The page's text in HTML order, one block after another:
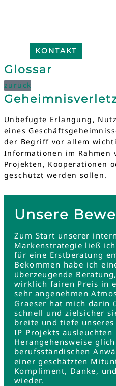
KONTAKT
Glossar
zurück
Unbefugte Erlangung,
eines
der Begriff vor allem
Informationen im Rahmen
Projekten, Kooperationen
geschützt werden sollen.
Unsere
Zum Start unserer
Markenstrategie ließ
für eine Erstberatung
Bekommen habe ich
überzeugende
wirklich fairen Preis in
sehr angenehmen
Graeser hat mich darin
schnell und zielsicher
breite und tiefe
IP Projekts
Herangehensweise
berufsständischen
einer geschätzten
Kompliment, Danke,
wieder.